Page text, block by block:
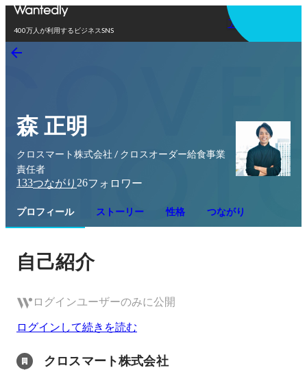
400万人が利用するビジネスSNS
アプリを使う
森 正明
クロスマート株式会社 / クロスオーダー給食事業
責任者
133つながり 26フォロワー
プロフィール ストーリー 性格 つながり
自己紹介
ログインユーザーのみに公開
ログインして続きを読む
クロスマート株式会社